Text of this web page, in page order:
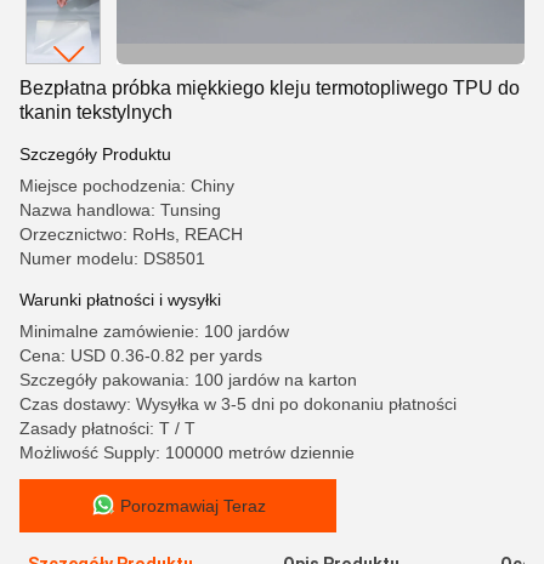
Bezpłatna próbka miękkiego kleju termotopliwego TPU do
tkanin tekstylnych
Szczegóły Produktu
Miejsce pochodzenia: Chiny
Nazwa handlowa: Tunsing
Orzecznictwo: RoHs, REACH
Numer modelu: DS8501
Warunki płatności i wysyłki
Minimalne zamówienie: 100 jardów
Cena: USD 0.36-0.82 per yards
Szczegóły pakowania: 100 jardów na karton
Czas dostawy: Wysyłka w 3-5 dni po dokonaniu płatności
Zasady płatności: T / T
Możliwość Supply: 100000 metrów dziennie
Porozmawiaj Teraz